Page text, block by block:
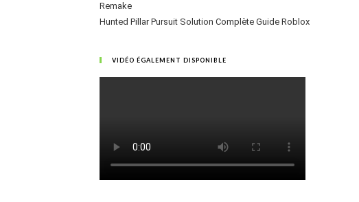
Remake
Hunted Pillar Pursuit Solution Complète Guide Roblox
VIDÉO ÉGALEMENT DISPONIBLE